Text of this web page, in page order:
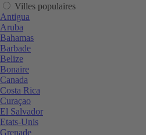
Villes populaires
Antigua
Aruba
Bahamas
Barbade
Belize
Bonaire
Canada
Costa Rica
Curaçao
El Salvador
Etats-Unis
Grenade